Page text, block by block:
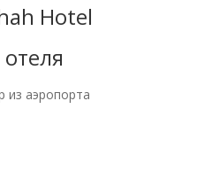
Hotel
из аэропорта